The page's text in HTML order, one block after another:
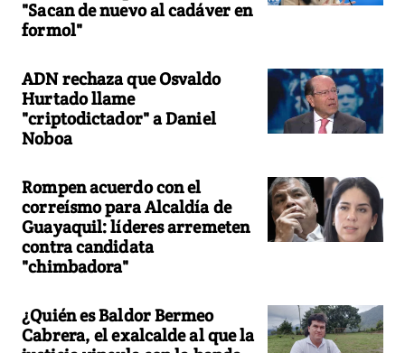
"Sacan de nuevo al cadáver en
formol"
ADN rechaza que Osvaldo
Hurtado llame
"criptodictador" a Daniel
Noboa
Rompen acuerdo con el
correísmo para Alcaldía de
Guayaquil: líderes arremeten
contra candidata
"chimbadora"
¿Quién es Baldor Bermeo
Cabrera, el exalcalde al que la